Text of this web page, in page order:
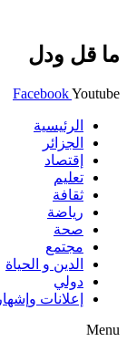
ما قل ودل
FacebookYoutube
الرئيسية
الجزائر
إقتصاد
تعليم
ثقافة
رياضة
صحة
مجتمع
الدين و الحياة
دولي
إعلانات وإشهار
Menu